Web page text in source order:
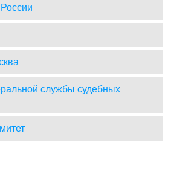
службы судебных